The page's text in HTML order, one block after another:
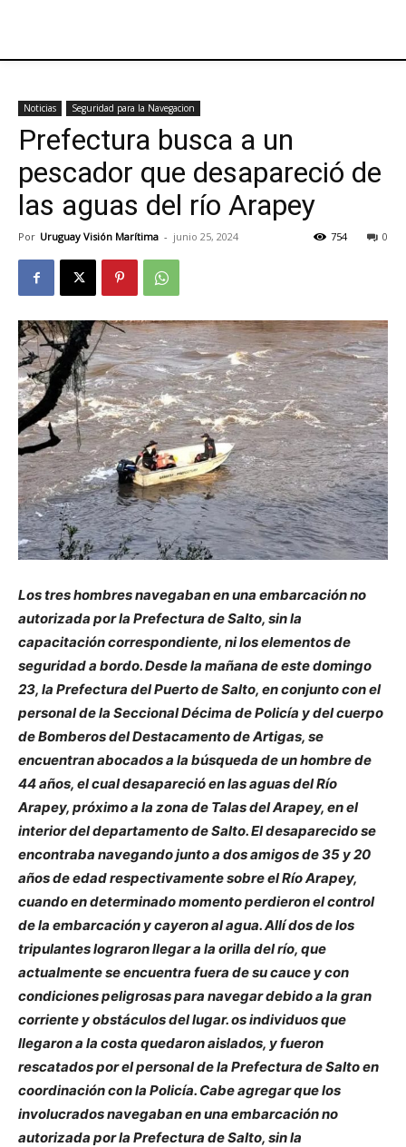
Noticias Seguridad para la Navegacion
Prefectura busca a un
pescador que desapareció de
las aguas del río Arapey
Por Uruguay Visión Marítima - junio 25, 2024 0
754
Los tres hombres navegaban en una embarcación no
autorizada por la Prefectura de Salto, sin la
capacitación correspondiente, ni los elementos de
seguridad a bordo. Desde la mañana de este domingo
23, la Prefectura del Puerto de Salto, en conjunto con el
personal de la Seccional Décima de Policía y del cuerpo
de Bomberos del Destacamento de Artigas, se
encuentran abocados a la búsqueda de un hombre de
44 años, el cual desapareció en las aguas del Río
Arapey, próximo a la zona de Talas del Arapey, en el
interior del departamento de Salto. El desaparecido se
encontraba navegando junto a dos amigos de 35 y 20
años de edad respectivamente sobre el Río Arapey,
cuando en determinado momento perdieron el control
de la embarcación y cayeron al agua. Allí dos de los
tripulantes lograron llegar a la orilla del río, que
actualmente se encuentra fuera de su cauce y con
condiciones peligrosas para navegar debido a la gran
corriente y obstáculos del lugar. os individuos que
llegaron a la costa quedaron aislados, y fueron
rescatados por el personal de la Prefectura de Salto en
coordinación con la Policía. Cabe agregar que los
involucrados navegaban en una embarcación no
autorizada por la Prefectura de Salto, sin la